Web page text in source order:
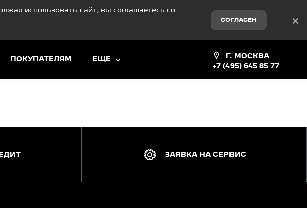
использовать сайт, вы соглашаетесь со
СОГЛАСЕН ×
ПОКУПАТЕЛЯМ ЕЩЕ
Г. МОСКВА
+7 (495) 645 85 77
ЗАЯВКА НА СЕРВИС